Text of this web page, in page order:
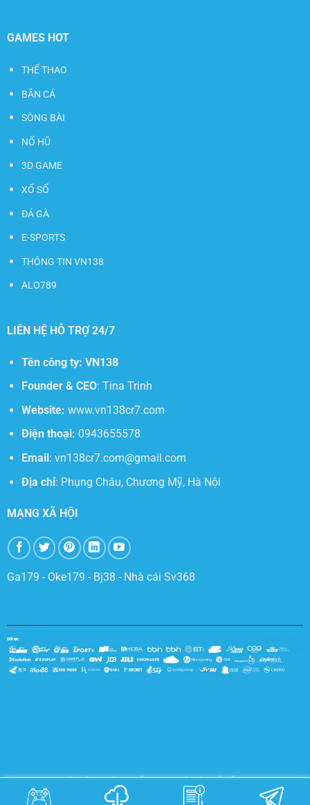
GAMES HOT
THỂ THAO
BẮN CÁ
SÒNG BÀI
NỔ HŨ
3D GAME
XỔ SỐ
ĐÁ GÀ
E-SPORTS
THÔNG TIN VN138
ALO789
LIÊN HỆ HỖ TRỢ 24/7
Tên công ty: VN138
Founder & CEO: Tina Trinh
Website: www.vn138cr7.com
Điện thoại: 0943655578
Email: vn138cr7.com@gmail.com
Địa chỉ: Phụng Châu, Chương Mỹ, Hà Nội
MẠNG XÃ HỘI
Ga179 - Oke179 - Bj38 - Nhà cái Sv368
TRANG CHỦ SÒNG BÀI THỂ THAO ĐÁ GÀ XỔ SỐ
E-SPORTS
NỔ HŨ KHUYẾN MÃI ĐẠI LÝ